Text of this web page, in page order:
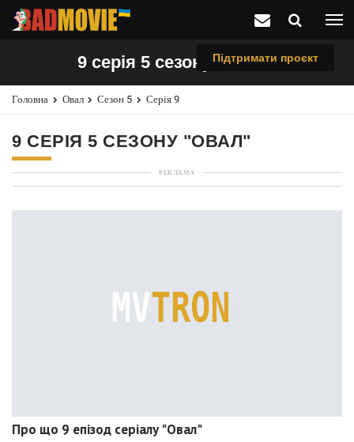
Підтримати проєкт
9 серія 5 сезону "Овал"
Головна Овал Сезон 5 Серія 9
9 СЕРІЯ 5 СЕЗОНУ "ОВАЛ"
РЕКЛАМА
Про що 9 епізод серіалу "Овал"